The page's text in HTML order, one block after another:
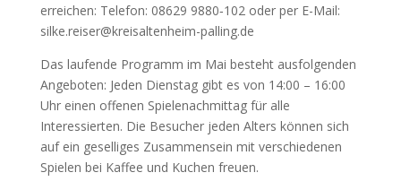
erreichen: Telefon: 08629 9880‑102 oder per E-Mail:
silke.reiser@kreisaltenheim-palling.de
Das laufende Programm im Mai besteht ausfolgenden
Angeboten: Jeden Dienstag gibt es von 14:00 – 16:00
Uhr einen offenen Spielenachmittag für alle
Interessierten. Die Besucher jeden Alters können sich
auf ein geselliges Zusammensein mit verschiedenen
Spielen bei Kaffee und Kuchen freuen.